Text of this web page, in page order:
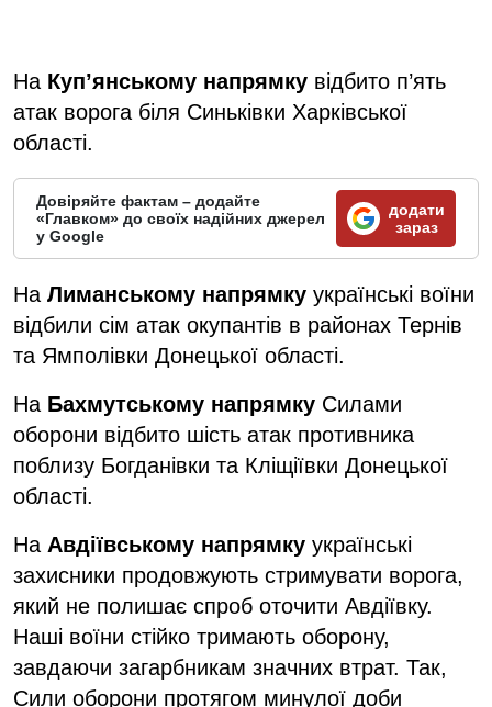
На Куп’янському напрямку відбито п’ять
атак ворога біля Синьківки Харківської
області.
Довіряйте фактам – додайте
«Главком» до своїх надійних джерел
у Google
додати
зараз
На Лиманському напрямку українські воїни
відбили сім атак окупантів в районах Тернів
та Ямполівки Донецької області.
На Бахмутському напрямку Силами
оборони відбито шість атак противника
поблизу Богданівки та Кліщіївки Донецької
області.
На Авдіївському напрямку українські
захисники продовжують стримувати ворога,
який не полишає спроб оточити Авдіївку.
Наші воїни стійко тримають оборону,
завдаючи загарбникам значних втрат. Так,
Сили оборони протягом минулої доби